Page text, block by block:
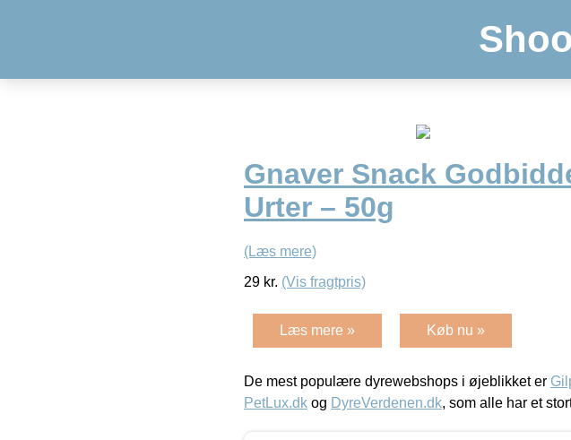
Gnaver Snack
Urter – 50g
(Læs mere)
29 kr. (Vis fragtpris)
Læs mere » Køb nu »
De mest populære dyrewebshops i øjeblikket er
PetLux.dk og DyreVerdenen.dk, som alle har et